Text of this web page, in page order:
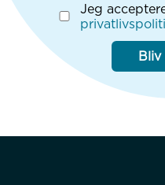
Jeg
Bliv